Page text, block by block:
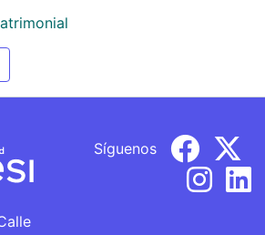
Síguenos